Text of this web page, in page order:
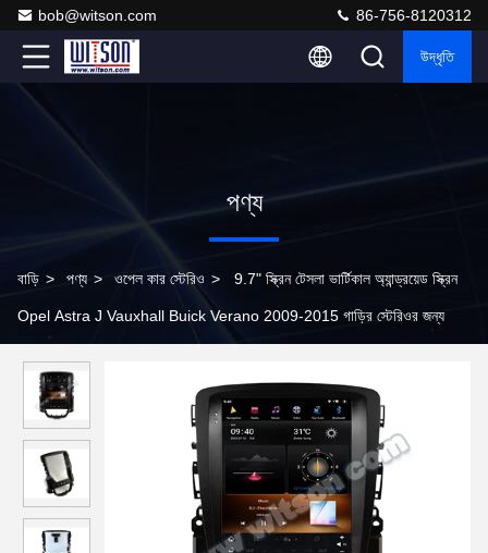
bob@witson.com 86-756-8120312
উদ্ধৃতি
পণ্য
বাড়ি > পণ্য > ওপেল কার স্টেরিও > 9.7" স্ক্রিন টেসলা ভার্টিকাল অ্যান্ড্রয়েড স্ক্রিন
Opel Astra J Vauxhall Buick Verano 2009-2015 গাড়ির স্টেরিওর জন্য